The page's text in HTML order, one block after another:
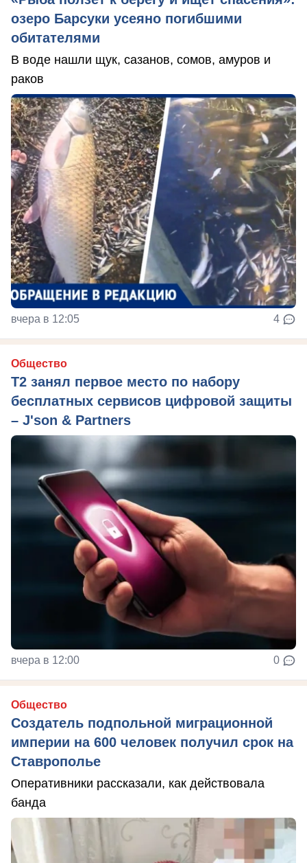
озеро Барсуки усеяно погибшими
обитателями
В воде нашли щук, сазанов, сомов, амуров и
раков
вчера в 12:05 4
Общество
Т2 занял первое место по набору
бесплатных сервисов цифровой защиты
– J'son & Partners
вчера в 12:00 0
Общество
Создатель подпольной миграционной
империи на 600 человек получил срок на
Ставрополье
Оперативники рассказали, как действовала
банда